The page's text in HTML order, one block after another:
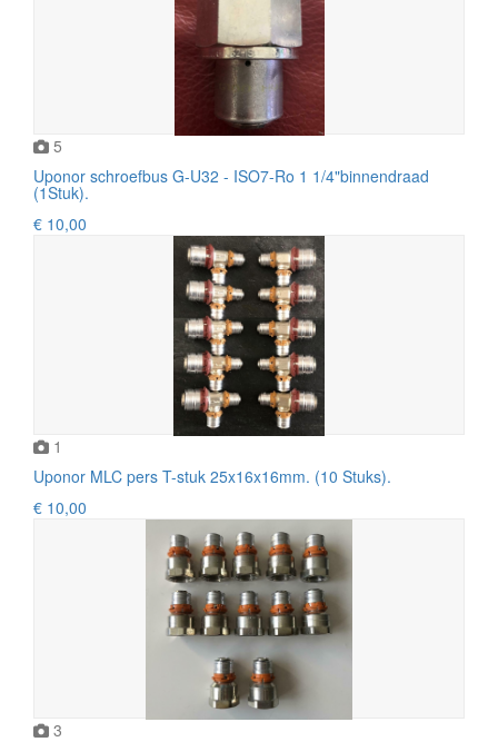
5
Uponor schroefbus G-U32 - ISO7-Ro 1 1/4"binnendraad
(1Stuk).
€ 10,00
1
Uponor MLC pers T-stuk 25x16x16mm. (10 Stuks).
€ 10,00
3